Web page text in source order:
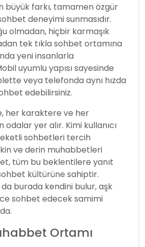
büyük farkı, tamamen özgür
deneyimi sunmasıdır.
olmadan, hiçbir karmaşık
tek tıkla sohbet ortamına
yeni insanlarla
uyumlu yapısı sayesinde
veya telefonda aynı hızda
edebilirsiniz.
her karaktere ve her
yer alır. Kimi kullanıcı
sohbetleri tercih
ve derin muhabbetleri
tüm bu beklentilere yanıt
kültürüne sahiptir.
burada kendini bulur, aşk
sohbet edecek samimi
Ortamı